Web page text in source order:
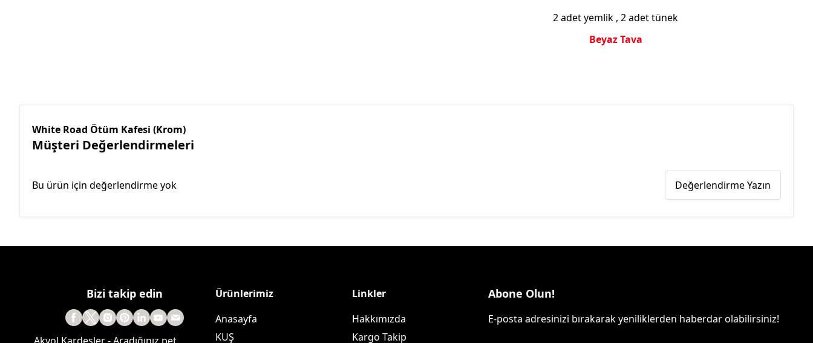
2 adet yemlik , 2 adet tünek
Beyaz Tava
White Road Ötüm Kafesi (Krom)
Müşteri Değerlendirmeleri
Bu ürün için değerlendirme yok Değerlendirme Yazın
Bizi takip edin
Ürünlerimiz
Anasayfa
KUŞ
Linkler
Hakkımızda
Kargo Takip
Abone Olun!
E-posta adresinizi bırakarak yeniliklerden haberdar olabilirsiniz!